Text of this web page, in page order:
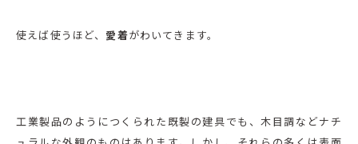
使えば使うほど、 愛着がわいてきます。
工業製品のようにつくられた既製の建具でも、木目調などナチ